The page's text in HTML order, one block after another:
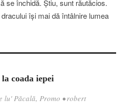
se închidă. Ştiu, sunt răutăcios.
îşi mai dă întâlnire lumea
coada iepei
lu' Păcală, Promo •robert